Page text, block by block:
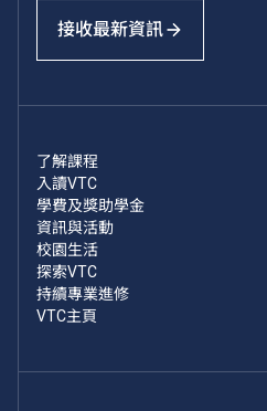
接收最新資訊
了解課程
入讀VTC
學費及獎助學金
資訊與活動
校園生活
探索VTC
持續專業進修
VTC主頁